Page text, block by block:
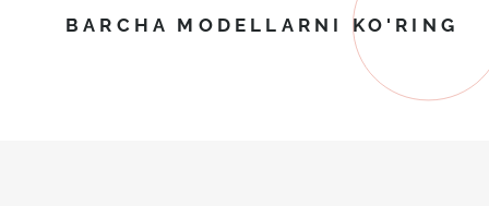
BARCHA MODELLARNI KO'RING